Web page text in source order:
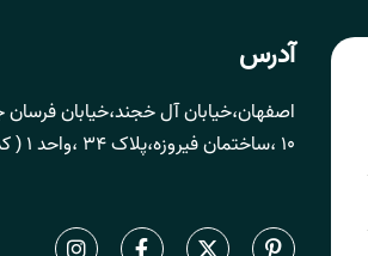
آدرس
اصفهان،خیابان آل خجند،خیابان
10 ،ساختمان فیروزه،پلاک 34 ،واحد 1 ( کد پستی : 8199654812 )